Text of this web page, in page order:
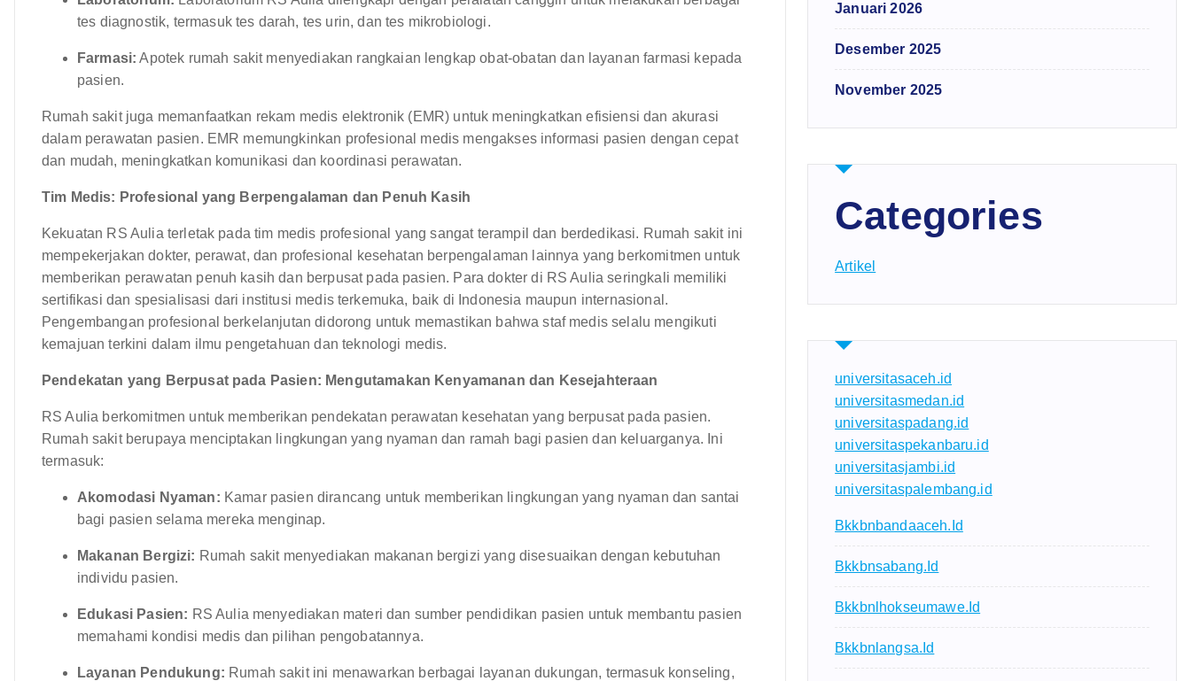
tes diagnostik, termasuk tes darah, tes urin, dan tes mikrobiologi.
Farmasi: Apotek rumah sakit menyediakan rangkaian lengkap obat-obatan dan layanan farmasi kepada
pasien.
Rumah sakit juga memanfaatkan rekam medis elektronik (EMR) untuk meningkatkan efisiensi dan akurasi
dalam perawatan pasien. EMR memungkinkan profesional medis mengakses informasi pasien dengan cepat
dan mudah, meningkatkan komunikasi dan koordinasi perawatan.
Tim Medis: Profesional yang Berpengalaman dan Penuh Kasih
Kekuatan RS Aulia terletak pada tim medis profesional yang sangat terampil dan berdedikasi. Rumah sakit ini
mempekerjakan dokter, perawat, dan profesional kesehatan berpengalaman lainnya yang berkomitmen untuk
memberikan perawatan penuh kasih dan berpusat pada pasien. Para dokter di RS Aulia seringkali memiliki
sertifikasi dan spesialisasi dari institusi medis terkemuka, baik di Indonesia maupun internasional.
Pengembangan profesional berkelanjutan didorong untuk memastikan bahwa staf medis selalu mengikuti
kemajuan terkini dalam ilmu pengetahuan dan teknologi medis.
Pendekatan yang Berpusat pada Pasien: Mengutamakan Kenyamanan dan Kesejahteraan
RS Aulia berkomitmen untuk memberikan pendekatan perawatan kesehatan yang berpusat pada pasien.
Rumah sakit berupaya menciptakan lingkungan yang nyaman dan ramah bagi pasien dan keluarganya. Ini
termasuk:
Akomodasi Nyaman: Kamar pasien dirancang untuk memberikan lingkungan yang nyaman dan santai
bagi pasien selama mereka menginap.
Makanan Bergizi: Rumah sakit menyediakan makanan bergizi yang disesuaikan dengan kebutuhan
individu pasien.
Edukasi Pasien: RS Aulia menyediakan materi dan sumber pendidikan pasien untuk membantu pasien
memahami kondisi medis dan pilihan pengobatannya.
Layanan Pendukung: Rumah sakit ini menawarkan berbagai layanan dukungan, termasuk konseling,
Januari 2026
Desember 2025
November 2025
Categories
Artikel
universitasaceh.id
universitasmedan.id
universitaspadang.id
universitaspekanbaru.id
universitasjambi.id
universitaspalembang.id
Bkkbnbandaaceh.id
Bkkbnsabang.id
Bkkbnlhokseumawe.id
Bkkbnlangsa.id